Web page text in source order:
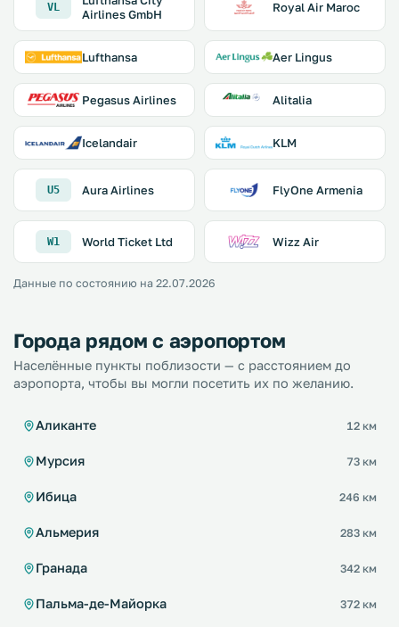
VL
Airlines GmbH
Royal Air Maroc
Lufthansa Aer Lingus
Pegasus Airlines Alitalia
Icelandair KLM
U5 Aura Airlines FlyOne Armenia
W1 World Ticket Ltd Wizz Air
Данные по состоянию на 22.07.2026
Города рядом с аэропортом
Населённые пункты поблизости — с расстоянием до
аэропорта, чтобы вы могли посетить их по желанию.
Аликанте 12 км
Мурсия 73 км
Ибица 246 км
Альмерия 283 км
Гранада 342 км
Пальма-де-Майорка 372 км